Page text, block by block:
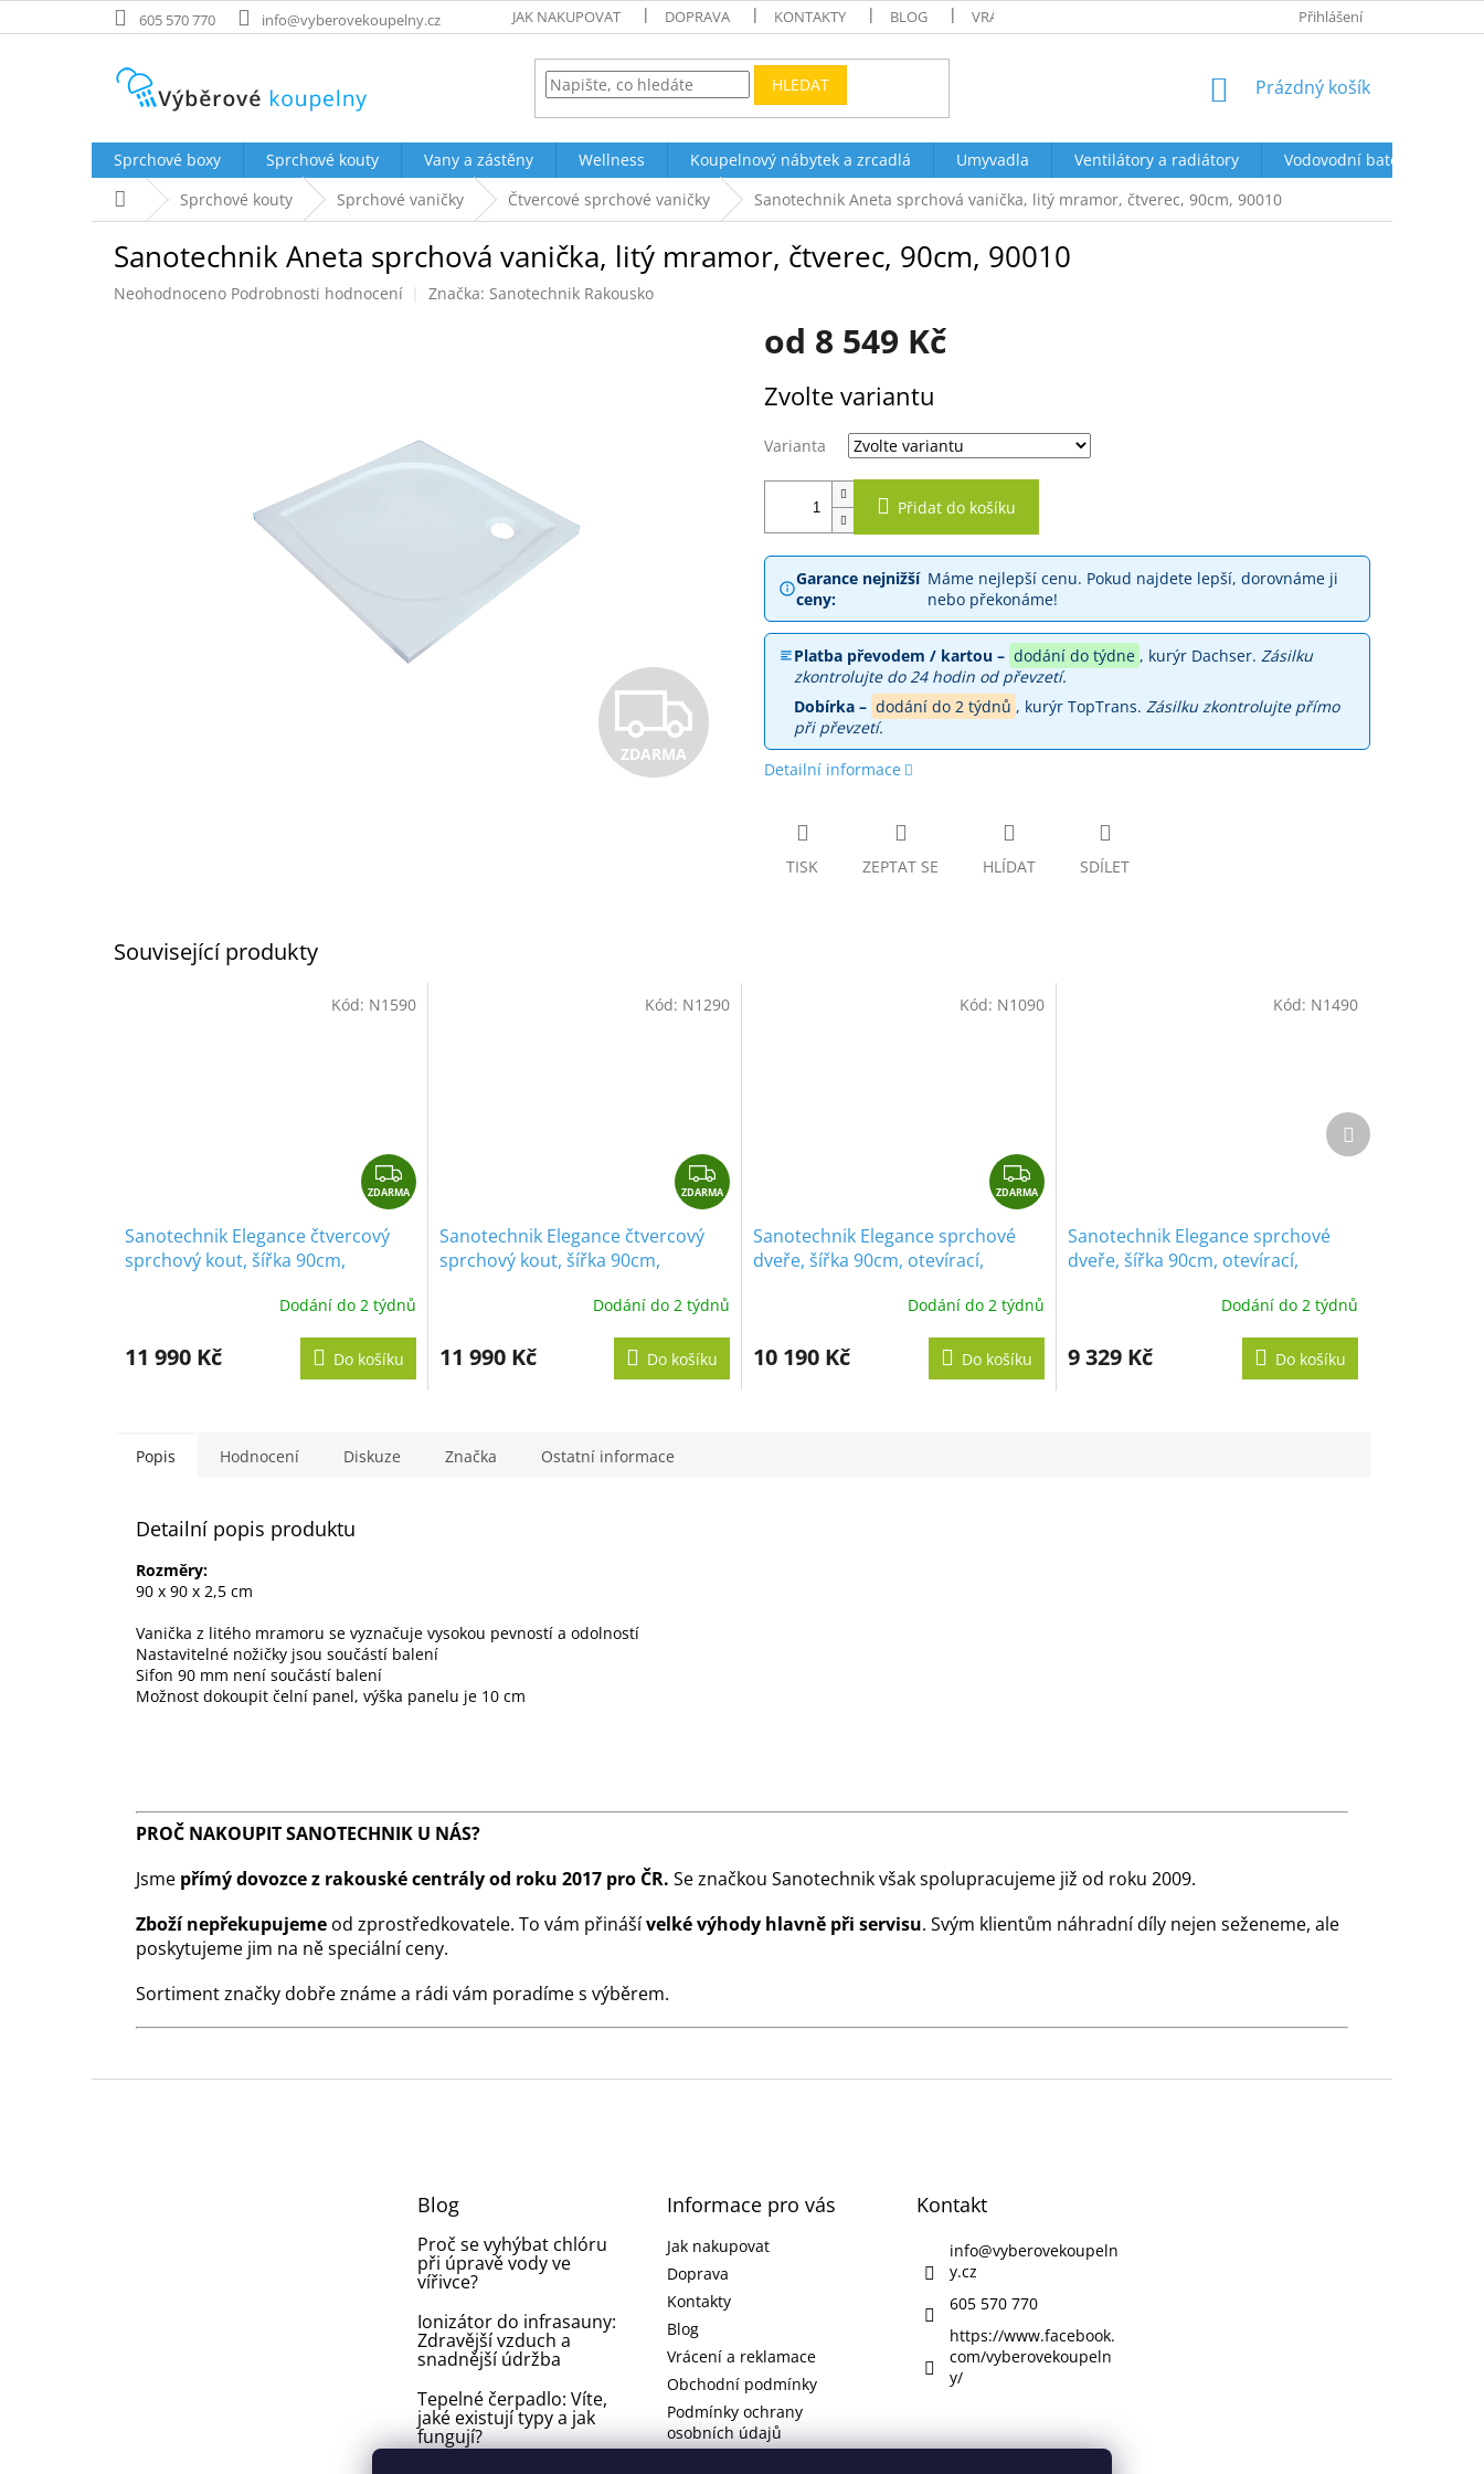
na
605 570 770 info@vyberovekoupelny.cz JAK NAKUPOVAT DOPRAVA KONTAKTY BLOG VRÁCENÍ A REKLAMACE OBCHODNÍ PODMÍNKYPřihlášení
HLEDAT
NÁKUPNÍ
Prázdný košík
Sprchové boxy Sprchové kouty Vany a zástěny Wellness Koupelnový nábytek a zrcadlá Umyvadla Ventilátory a radiátory
Vodovodní baterie a
Domů Sprchové kouty Sprchové vaničky Čtvercové sprchové vaničky Sanotechnik Aneta sprchová vanička, litý mramor, čtverec, 90cm, 90010
Sanotechnik Aneta sprchová vanička, litý mramor, čtverec, 90cm, 90010
Průměrné
Neohodnoceno Podrobnosti hodnocení Značka: Sanotechnik Rakousko
Z
M
ZDARMA
od 8 549 Kč
cena:
Zvolte variantu
Varianta
Přidat do košíku
Garance nejnižší
ceny:
Máme nejlepší cenu. Pokud najdete lepší, dorovnáme ji
nebo překonáme!
Platba převodem / kartou – dodání do týdne , kurýr Dachser.Zásilku
zkontrolujte do 24 hodin od převzetí.
Dobírka – dodání do 2 týdnů , kurýr TopTrans.Zásilku zkontrolujte přímo
při převzetí.
Detailní informace
TISK ZEPTAT SE HLÍDAT SDÍLET
Související produkty
Z
D
A
ZDARMA
Sanotechnik Elegance čtvercový
sprchový kout, šířka 90cm,
Dodání do 2 týdnů
11 990 Kč Do košíku
Kód: N1590
Z
D
A
ZDARMA
Sanotechnik Elegance čtvercový
sprchový kout, šířka 90cm,
Dodání do 2 týdnů
11 990 Kč Do košíku
Kód: N1290
Z
D
A
ZDARMA
Sanotechnik Elegance sprchové
dveře, šířka 90cm, otevírací,
Dodání do 2 týdnů
10 190 Kč Do košíku
Kód: N1090
Sanotechnik Elegance sprchové
dveře, šířka 90cm, otevírací,
Dodání do 2 týdnů
9 329 Kč Do košíku
Kód: N1490
Další
produkt
Popis Hodnocení Diskuze Značka Ostatní informace
Detailní popis produktu
Rozměry:
90 x 90 x 2,5 cm
Vanička z litého mramoru se vyznačuje vysokou pevností a odolností
Nastavitelné nožičky jsou součástí balení
Sifon 90 mm není součástí balení
Možnost dokoupit čelní panel, výška panelu je 10 cm
PROČ NAKOUPIT SANOTECHNIK U NÁS?
Jsme přímý dovozce z rakouské centrály od roku 2017 pro ČR. Se značkou Sanotechnik však spolupracujeme již od roku 2009.
Zboží nepřekupujeme od zprostředkovatele. To vám přinášívelké výhody hlavně při servisu. Svým klientům náhradní díly nejen seženeme, ale
poskytujeme jim na ně speciální ceny.
Sortiment značky dobře známe a rádi vám poradíme s výběrem.
Blog
Proč se vyhýbat chlóru
při úpravě vody ve
vířivce?
Ionizátor do infrasauny:
Zdravější vzduch a
snadnější údržba
Tepelné čerpadlo: Víte,
jaké existují typy a jak
fungují?
Informace pro vás
Jak nakupovat
Doprava
Kontakty
Blog
Vrácení a reklamace
Obchodní podmínky
Podmínky ochrany
osobních údajů
Kontakt
info@vyberovekoupeln
y.cz
605 570 770
https://www.facebook.
com/vyberovekoupeln
y/